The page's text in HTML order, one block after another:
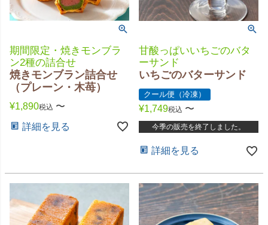
期間限定・焼きモンブラ
ン2種の詰合せ
焼きモンブラン詰合せ
（プレーン・木苺）
¥1,890税込 〜
詳細を見る
甘酸っぱいいちごのバタ
ーサンド
いちごのバターサンド
クール便（冷凍）
¥1,749税込 〜
今季の販売を終了しました。
詳細を見る